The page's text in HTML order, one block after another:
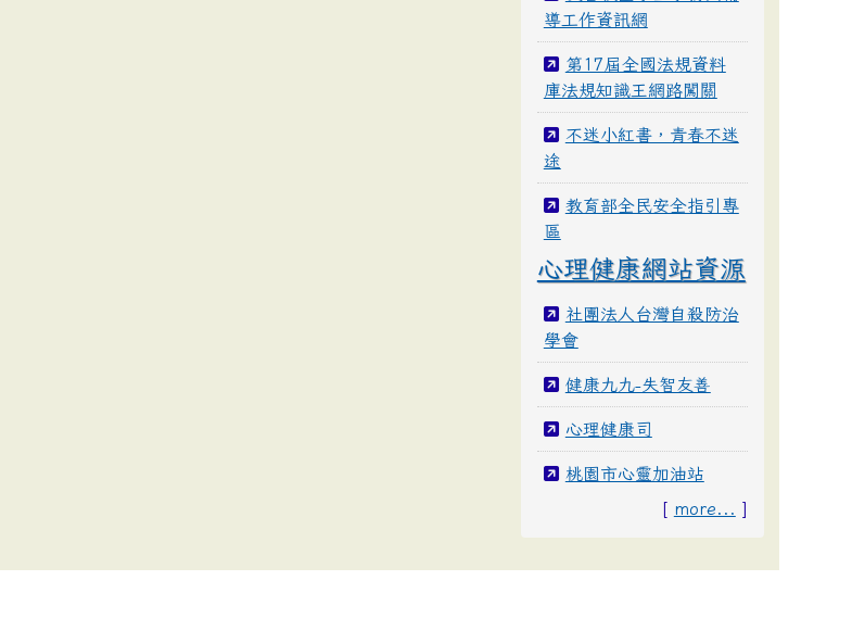
導工作資訊網
第17屆全國法規資料
庫法規知識王網路闖關
不迷小紅書，青春不迷
途
教育部全民安全指引專
區
心理健康網站資源
社團法人台灣自殺防治
學會
健康九九-失智友善
心理健康司
桃園市心靈加油站
[ more... ]